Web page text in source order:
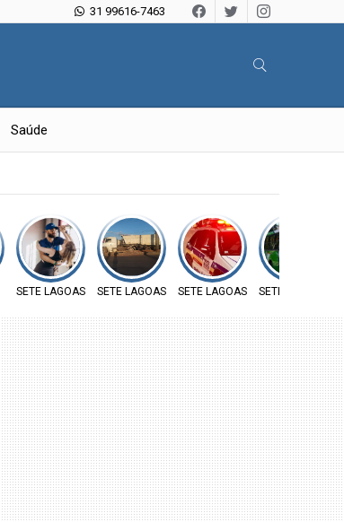
31 99616-7463
Saúde
SETE LAGOAS SETE LAGOAS SETE LAGOAS SETE LAGOAS